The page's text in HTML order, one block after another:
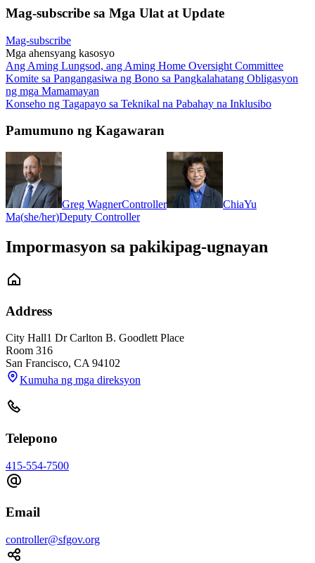
Mag-subscribe sa Mga Ulat at Update
Mag-subscribe
Mga ahensyang kasosyo
Ang Aming Lungsod, ang Aming Home Oversight Committee
Komite sa Pangangasiwa ng Bono sa Pangkalahatang Obligasyon
ng mga Mamamayan
Konseho ng Tagapayo sa Teknikal na Pabahay na Inklusibo
Pamumuno ng Kagawaran
Greg WagnerController
ChiaYu
Ma(she/her)Deputy Controller
Impormasyon sa pakikipag-ugnayan
Address
City Hall1 Dr Carlton B. Goodlett Place
Room 316
San Francisco, CA 94102
Kumuha ng mga direksyon
Telepono
415-554-7500
Email
controller@sfgov.org